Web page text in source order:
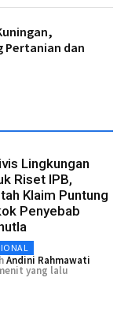
Pertanian dan
Lingkungan
Riset IPB,
Klaim Puntung
Penyebab
Andini Rahmawati
yang lalu